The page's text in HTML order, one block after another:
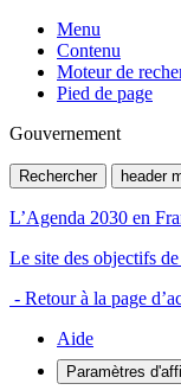
Menu
Contenu
Moteur de
Pied de page
Gouvernement
Rechercher header
L’Agenda 2030 en
Le site des objectifs
- Retour à la page
Aide
Paramètres